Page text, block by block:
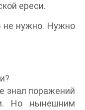
ереси.
не нужно. Нужно
знал поражений
Но нынешним